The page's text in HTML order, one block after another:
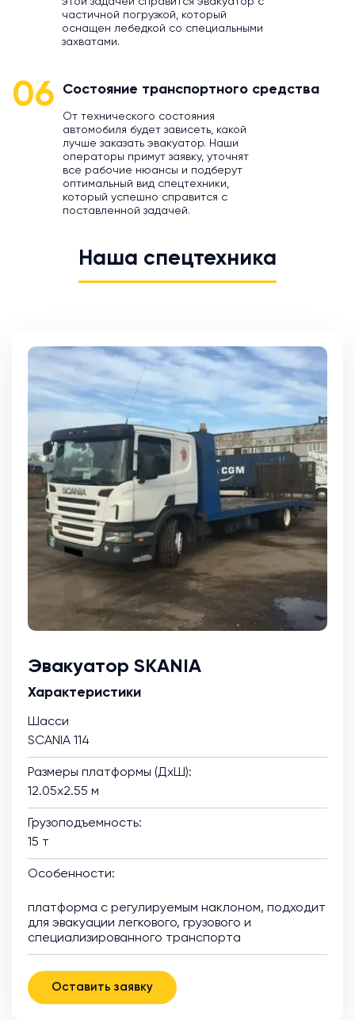
частичной погрузкой, который
оснащен лебедкой со специальными
захватами.
06 Состояние транспортного средства
От технического состояния
автомобиля будет зависеть, какой
лучше заказать эвакуатор. Наши
операторы примут заявку, уточнят
все рабочие нюансы и подберут
оптимальный вид спецтехники,
который успешно справится с
поставленной задачей.
Наша спецтехника
Эвакуатор SKANIA
Характеристики
Шасси
SCANIA 114
Размеры платформы (ДхШ):
12.05х2.55 м
Грузоподъемность:
15 т
Особенности:
платформа с регулируемым наклоном, подходит
для эвакуации легкового, грузового и
специализированного транспорта
Оставить заявку